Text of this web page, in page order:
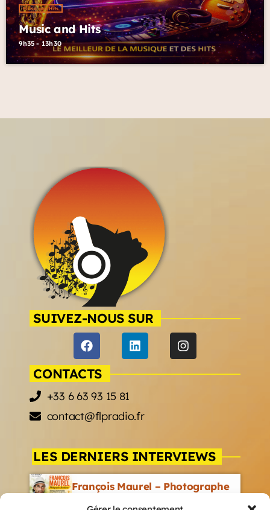
Music and Hits
Music and Hits
9h35 - 13h30
SUIVEZ-NOUS SUR
CONTACTS
+33 6 63 93 15 81
contact@flpradio.fr
LES DERNIERS INTERVIEWS
François Maurel – Photographe